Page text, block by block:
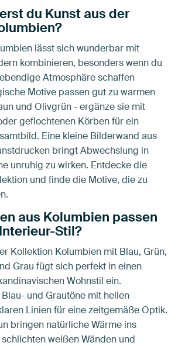
du Kunst aus der
lässt sich wunderbar mit
kombinieren, besonders wenn du
Atmosphäre schaffen
Motive passen gut zu warmen
und Olivgrün - ergänze sie mit
geflochtenen Körben für ein
Eine kleine Bilderwand aus
bringt Abwechslung in
unruhig zu wirken. Entdecke die
und finde die Motive, die zu
aus Kolumbien passen
Stil?
Kollektion Kolumbien mit Blau, Grün,
Grau fügt sich perfekt in einen
Wohnstil ein.
und Grautöne mit hellen
Linien für eine zeitgemäße Optik.
bringen natürliche Wärme ins
weißen Wänden und